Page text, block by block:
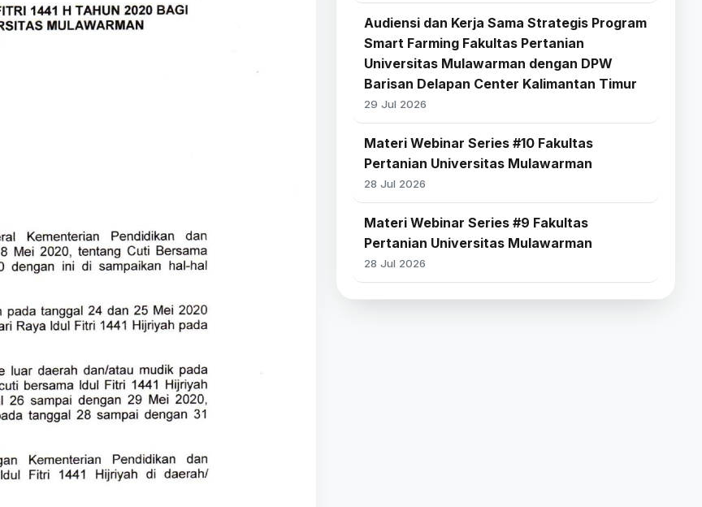
Audiensi dan Kerja Sama Strategis Program
Smart Farming Fakultas Pertanian
Universitas Mulawarman dengan DPW
Barisan Delapan Center Kalimantan Timur
29 Jul 2026
Materi Webinar Series #10 Fakultas
Pertanian Universitas Mulawarman
28 Jul 2026
Materi Webinar Series #9 Fakultas
Pertanian Universitas Mulawarman
28 Jul 2026